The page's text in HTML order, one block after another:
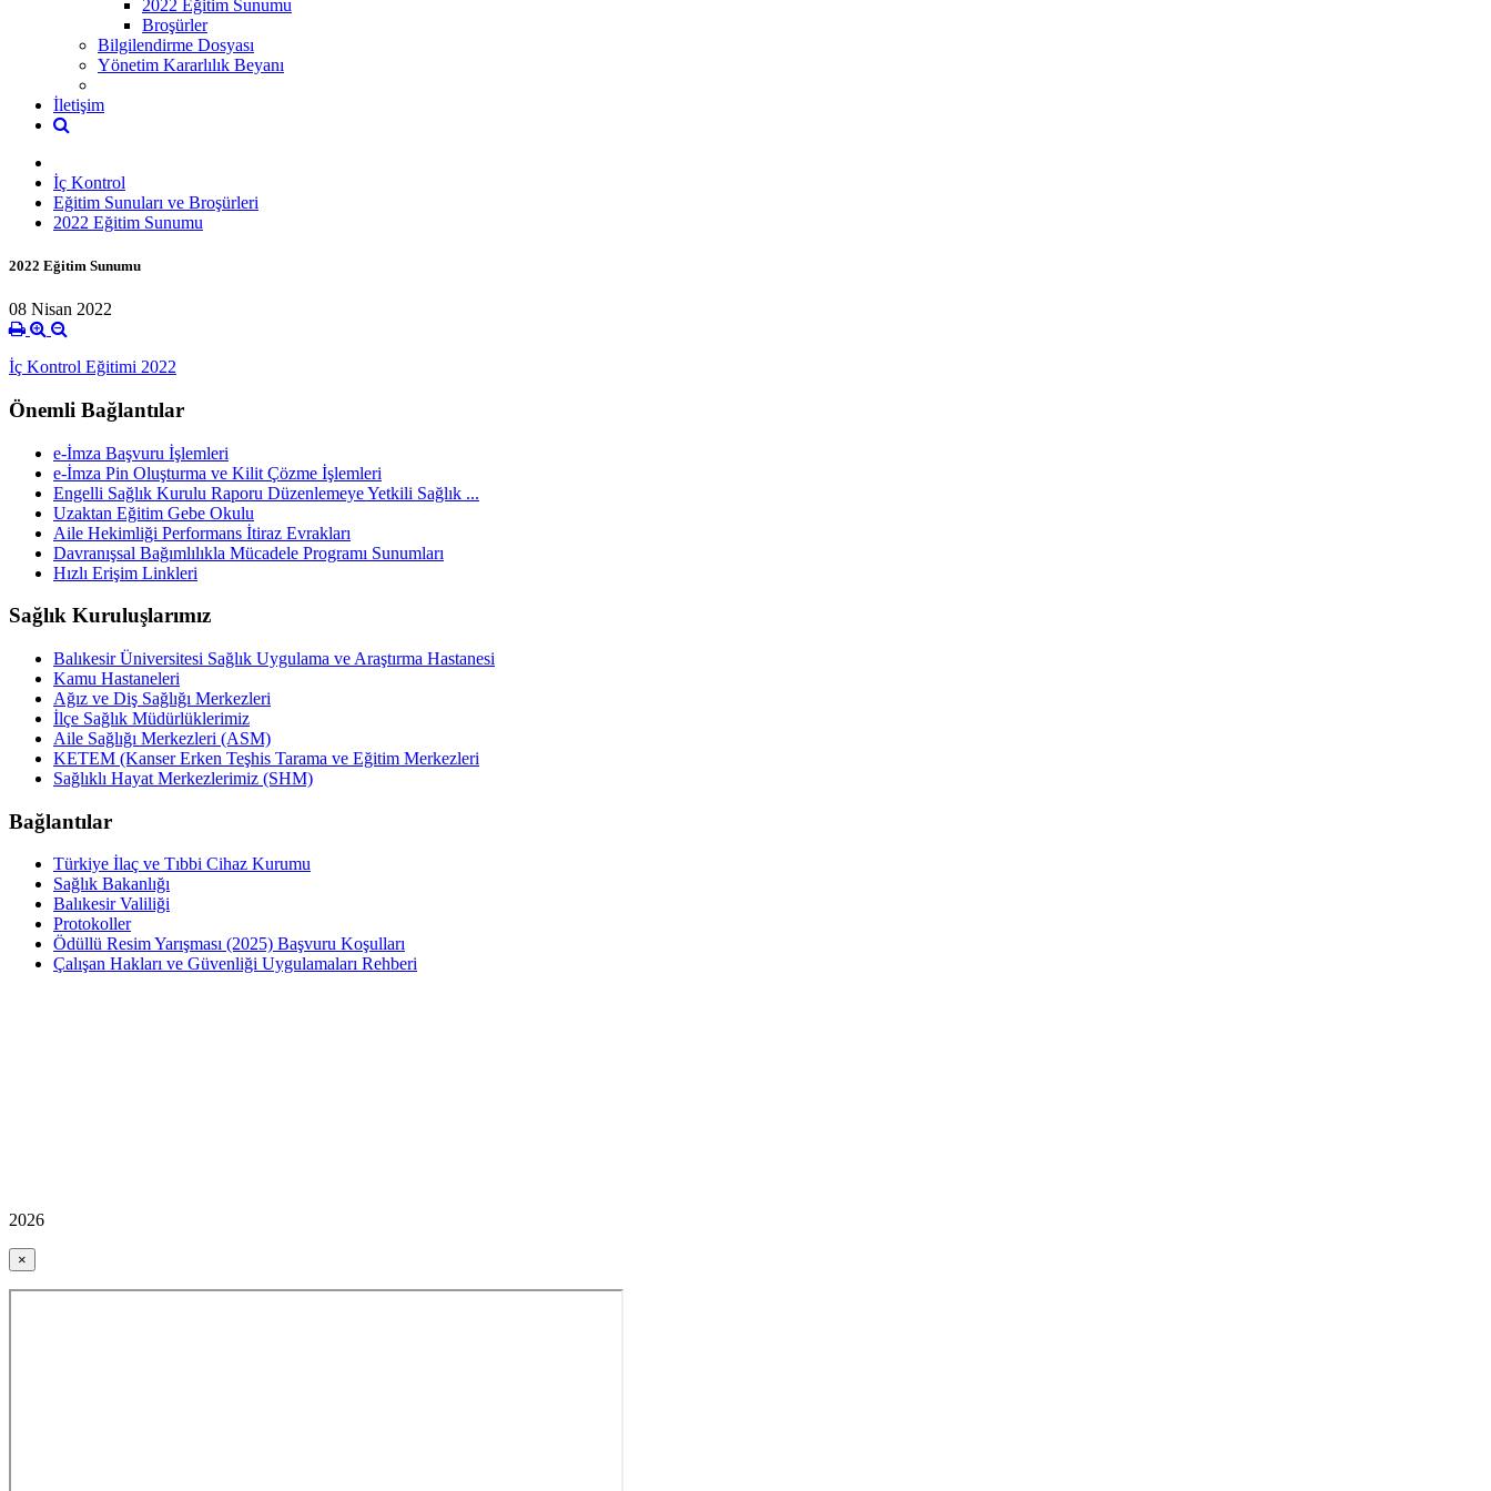
2022 Eğitim Sunumu
Broşürler
Bilgilendirme Dosyası
Yönetim Kararlılık Beyanı
İletişim
İç Kontrol
Eğitim Sunuları ve Broşürleri
2022 Eğitim Sunumu
2022 Eğitim Sunumu
08 Nisan 2022
İç Kontrol Eğitimi 2022
Önemli Bağlantılar
e-İmza Başvuru İşlemleri
e-İmza Pin Oluşturma ve Kilit Çözme İşlemleri
Engelli Sağlık Kurulu Raporu Düzenlemeye Yetkili Sağlık ...
Uzaktan Eğitim Gebe Okulu
Aile Hekimliği Performans İtiraz Evrakları
Davranışsal Bağımlılıkla Mücadele Programı Sunumları
Hızlı Erişim Linkleri
Sağlık Kuruluşlarımız
Balıkesir Üniversitesi Sağlık Uygulama ve Araştırma Hastanesi
Kamu Hastaneleri
Ağız ve Diş Sağlığı Merkezleri
İlçe Sağlık Müdürlüklerimiz
Aile Sağlığı Merkezleri (ASM)
KETEM (Kanser Erken Teşhis Tarama ve Eğitim Merkezleri
Sağlıklı Hayat Merkezlerimiz (SHM)
Bağlantılar
Türkiye İlaç ve Tıbbi Cihaz Kurumu
Sağlık Bakanlığı
Balıkesir Valiliği
Protokoller
Ödüllü Resim Yarışması (2025) Başvuru Koşulları
Çalışan Hakları ve Güvenliği Uygulamaları Rehberi
2026
×